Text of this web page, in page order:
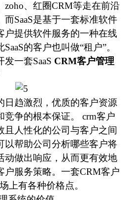
zoho、红圈CRM等走在前沿
而SaaS是基于一套标准软件
户提供软件服务的一种在线
的客户也叫做“租户”。
一套SaaS CRM客户管理
趋激烈，优质的客户资源
竞争的根本保证。 crm客户
且人性化的公司与客户之间
以帮助公司分析哪些客户将
动做出响应，从而更有效地
户服务策略。一套CRM客户
上有各种价格点。